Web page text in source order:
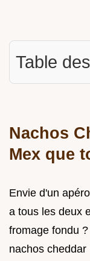
Table
Nachos
Mex que
Envie d'un
a tous les deux
fromage fondu
nachos